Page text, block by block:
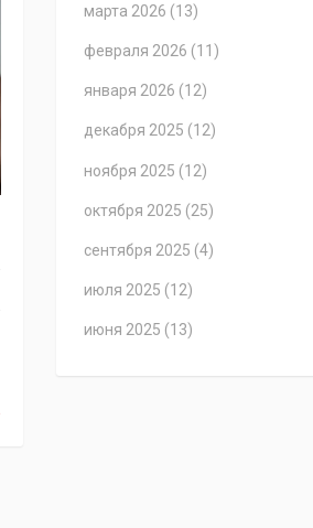
марта 2026 (13)
февраля 2026 (11)
января 2026 (12)
декабря 2025 (12)
ноября 2025 (12)
октября 2025 (25)
сентября 2025 (4)
июля 2025 (12)
июня 2025 (13)